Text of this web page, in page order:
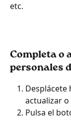
etc.
Completa o
personales
Desplácete
actualizar o
Pulsa el